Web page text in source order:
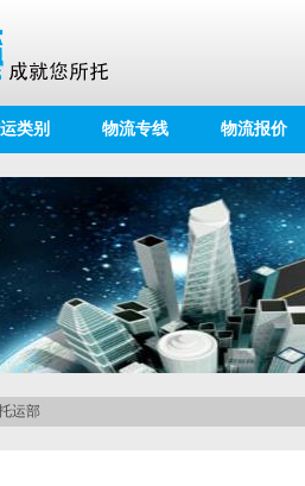
类别 物流专线 物流报价
运部